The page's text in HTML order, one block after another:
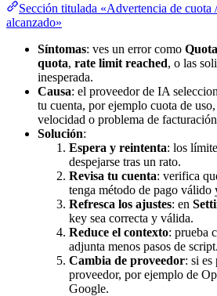
Sección titulada «Advertencia de
alcanzado»
Síntomas: ves un error como
quota, rate limit reached, o las
inesperada.
Causa: el proveedor de IA
tu cuenta, por ejemplo cuota de
velocidad o problema de
Solución:
Espera y reintenta: los
despejarse tras un rato.
Revisa tu cuenta: verifica
tenga método de pago válido
Refresca los ajustes: en
key sea correcta y válida.
Reduce el contexto: prueba
adjunta menos pasos de script.
Cambia de proveedor: si es
proveedor, por ejemplo de
Google.